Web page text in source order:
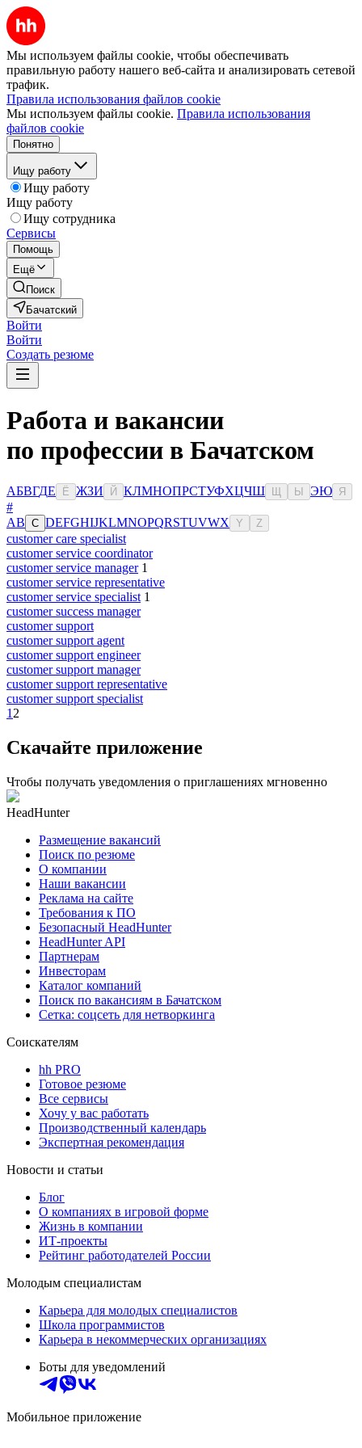
Мы используем файлы cookie, чтобы обеспечивать
правильную работу нашего веб-сайта и анализировать сетевой
трафик.
Правила использования файлов cookie
Мы используем файлы cookie. Правила использования
файлов cookie
Понятно
Ищу работу
Ищу работу
Ищу работу
Ищу сотрудника
Сервисы
Помощь
Ещё
Поиск
Бачатский
Войти
Войти
Создать резюме
Работа и вакансии
по профессии в Бачатском
АБВГДЕ Ё ЖЗИ Й КЛМНОПРСТУФХЦЧШ Ы ЭЮ Я
#
AB C DEFGHIJKLMNOPQRSTUVWX Y Z
customer care specialist
customer service coordinator
customer service manager 1
customer service representative
customer service specialist 1
customer success manager
customer support
customer support agent
customer support engineer
customer support manager
customer support representative
customer support specialist
1 2
Скачайте приложение
Чтобы получать уведомления о приглашениях мгновенно
HeadHunter
Размещение вакансий
Поиск по резюме
О компании
Наши вакансии
Реклама на сайте
Требования к ПО
Безопасный HeadHunter
HeadHunter API
Партнерам
Инвесторам
Каталог компаний
Поиск по вакансиям в Бачатском
Сетка: соцсеть для нетворкинга
Соискателям
hh PRO
Готовое резюме
Все сервисы
Хочу у вас работать
Производственный календарь
Экспертная рекомендация
Новости и статьи
Блог
О компаниях в игровой форме
Жизнь в компании
ИТ-проекты
Рейтинг работодателей России
Молодым специалистам
Карьера для молодых специалистов
Школа программистов
Карьера в некоммерческих организациях
Боты для уведомлений
Мобильное приложение